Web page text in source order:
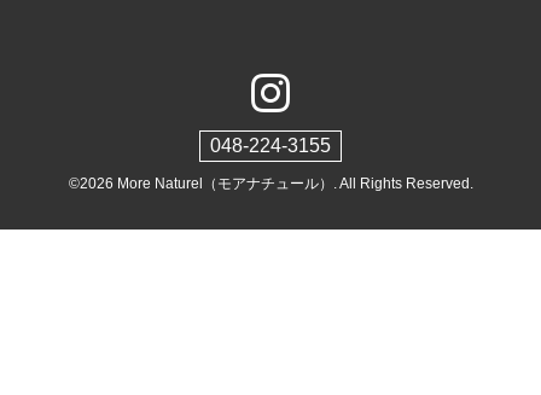
048-224-3155
©2026 More Naturel（モアナチュール） . All Rights Reserved.